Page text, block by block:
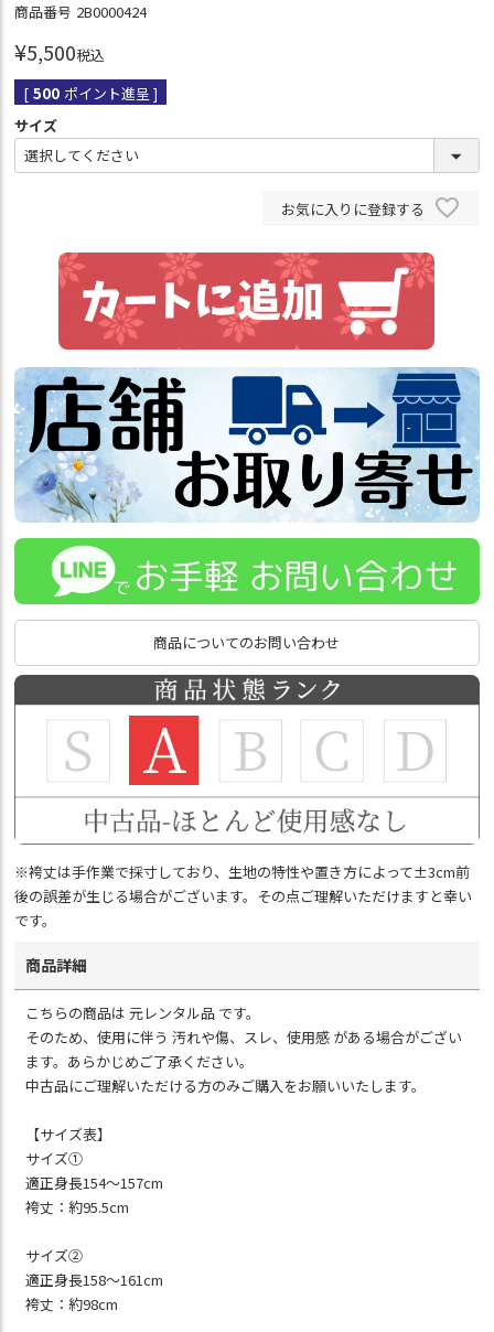
商品番号 2B0000424
¥5,500税込
[ 500 ポイント進呈 ]
サイズ
お気に入りに登録する
商品についてのお問い合わせ
※袴丈は手作業で採寸しており、生地の特性や置き方によって±3cm前
後の誤差が生じる場合がございます。その点ご理解いただけますと幸い
です。
商品詳細
こちらの商品は 元レンタル品 です。
そのため、使用に伴う 汚れや傷、スレ、使用感 がある場合がござい
ます。あらかじめご了承ください。
中古品にご理解いただける方のみご購入をお願いいたします。
【サイズ表】
サイズ①
適正身長154～157cm
袴丈：約95.5cm
サイズ②
適正身長158～161cm
袴丈：約98cm